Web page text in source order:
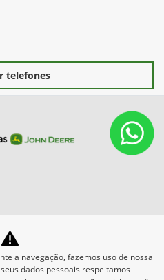
telefones
a navegação, fazemos uso de nossa
dados pessoais respeitamos